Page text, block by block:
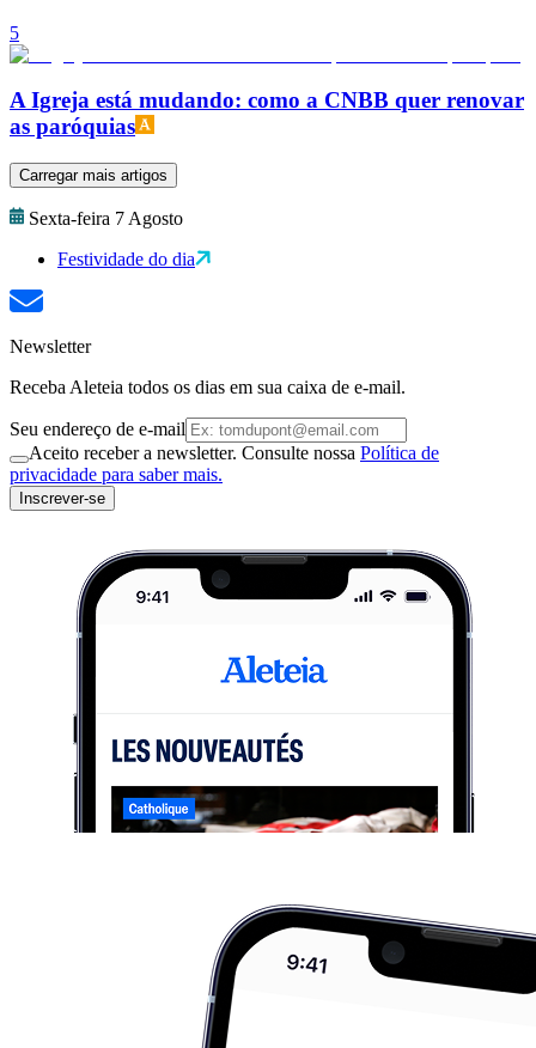
5
A Igreja está mudando: como a CNBB quer renovar
as paróquias
Carregar mais artigos
Sexta-feira 7 Agosto
Festividade do dia
Newsletter
Receba Aleteia todos os dias em sua caixa de e-mail.
Seu endereço de e-mail
Aceito receber a newsletter. Consulte nossa Política de
privacidade para saber mais.
Inscrever-se